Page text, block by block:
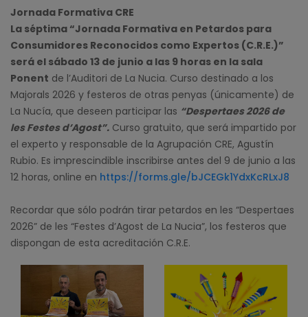
Jornada Formativa CRE
La séptima “Jornada Formativa en Petardos para
Consumidores Reconocidos como Expertos (C.R.E.)”
será el sábado 13 de junio a las 9 horas en la sala
Ponent de l’Auditori de La Nucia. Curso destinado a los
Majorals 2026 y festeros de otras penyas (únicamente) de
La Nucía, que deseen participar las “Despertaes 2026 de
les Festes d’Agost”. Curso gratuito, que será impartido por
el experto y responsable de la Agrupación CRE, Agustín
Rubio. Es imprescindible inscribirse antes del 9 de junio a las
12 horas, online en https://forms.gle/bJCEGk1YdxKcRLxJ8
Recordar que sólo podrán tirar petardos en les “Despertaes
2026” de les “Festes d’Agost de La Nucia”, los festeros que
dispongan de esta acreditación C.R.E.